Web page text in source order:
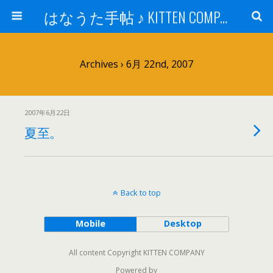
はなうた手帖 ♪ KITTEN COMPANY
Archives › 6月 22nd, 2007
2007年6月22日
夏至。
Back to top
Mobile Desktop
All content Copyright KITTEN COMPANY
Powered by